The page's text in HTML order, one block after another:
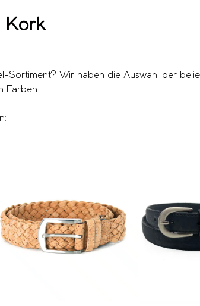
Kork
Sortiment? Wir haben die Auswahl der
Farben.